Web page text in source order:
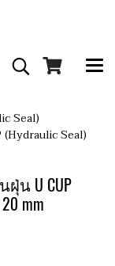
Seal)
Seal)
น U CUP
mm